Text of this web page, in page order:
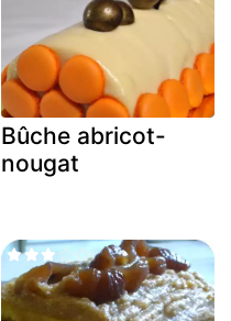
Bûche abricot-
nougat